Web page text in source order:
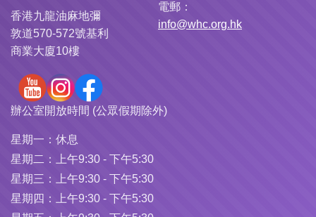
香港九龍油麻地彌
敦道570-572號基利
商業大廈10樓
電郵：
info@whc.org.hk
辦公室開放時間 (公眾假期除外)
星期一： 休息
星期二：
上午9:30 - 下午5:30
星期三：
上午9:30 - 下午5:30
星期四：
上午9:30 - 下午5:30